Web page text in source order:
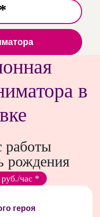
в
работы
рождения
час *
героя